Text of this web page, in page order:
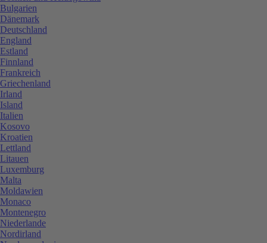
Bulgarien
Dänemark
Deutschland
England
Estland
Finnland
Frankreich
Griechenland
Irland
Island
Italien
Kosovo
Kroatien
Lettland
Litauen
Luxemburg
Malta
Moldawien
Monaco
Montenegro
Niederlande
Nordirland